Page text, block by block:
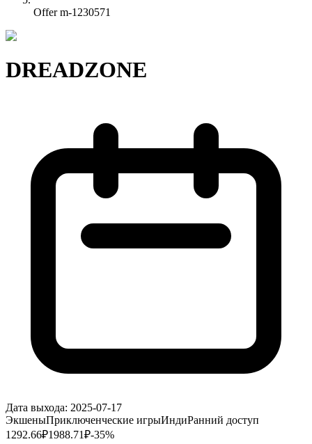
Offer m-1230571
DREADZONE
Дата выхода: 2025-07-17
ЭкшеныПриключенческие игрыИндиРанний доступ
1292.66₽1988.71₽-35%